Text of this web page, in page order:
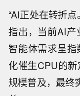
“AI正处在转折
指出，当前AI
智能体需求呈
化催生CPU的
规模普及，最终